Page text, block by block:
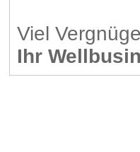
Viel
Ihr